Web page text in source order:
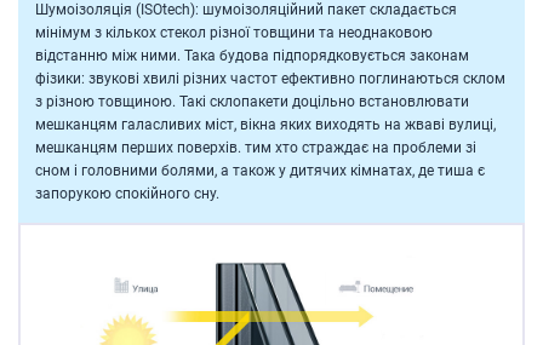
Шумоізоляція (ISOtech): шумоізоляційний пакет складається
мінімум з кількох стекол різної товщини та неоднаковою
відстанню між ними. Така будова підпорядковується законам
фізики: звукові хвилі різних частот ефективно поглинаються склом
з різною товщиною. Такі склопакети доцільно встановлювати
мешканцям галасливих міст, вікна яких виходять на жваві вулиці,
мешканцям перших поверхів. тим хто страждає на проблеми зі
сном і головними болями, а також у дитячих кімнатах, де тиша є
запорукою спокійного сну.